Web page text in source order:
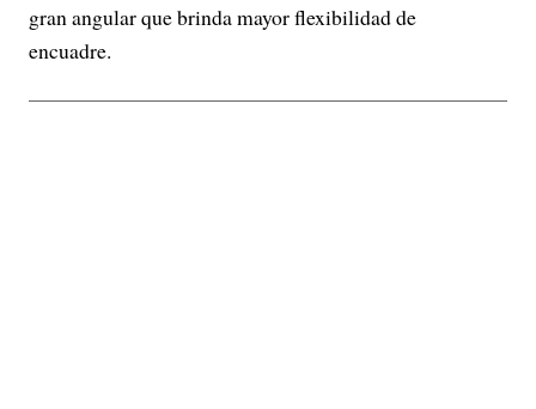
gran angular que brinda mayor flexibilidad de
encuadre.